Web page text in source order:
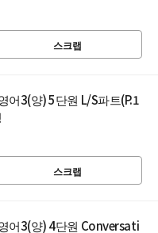
스크랩
어3(양) 5단원 L/S파트(P.1
스크랩
어3(양) 4단원 Conversati